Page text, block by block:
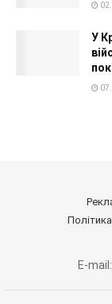
У
E-